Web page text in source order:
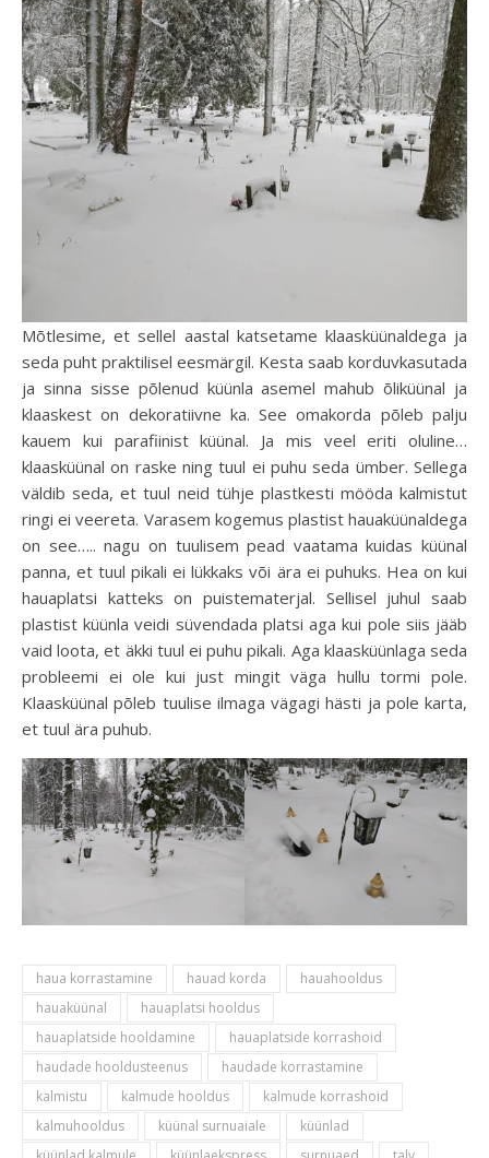
Mõtlesime, et sellel aastal katsetame klaasküünaldega ja
seda puht praktilisel eesmärgil. Kesta saab korduvkasutada
ja sinna sisse põlenud küünla asemel mahub õliküünal ja
klaaskest on dekoratiivne ka. See omakorda põleb palju
kauem kui parafiinist küünal. Ja mis veel eriti oluline…
klaasküünal on raske ning tuul ei puhu seda ümber. Sellega
väldib seda, et tuul neid tühje plastkesti mööda kalmistut
ringi ei veereta. Varasem kogemus plastist hauaküünaldega
on see….. nagu on tuulisem pead vaatama kuidas küünal
panna, et tuul pikali ei lükkaks või ära ei puhuks. Hea on kui
hauaplatsi katteks on puistematerjal. Sellisel juhul saab
plastist küünla veidi süvendada platsi aga kui pole siis jääb
vaid loota, et äkki tuul ei puhu pikali. Aga klaasküünlaga seda
probleemi ei ole kui just mingit väga hullu tormi pole.
Klaasküünal põleb tuulise ilmaga vägagi hästi ja pole karta,
et tuul ära puhub.
haua korrastamine hauad korda
hauahooldus
hauaküünal
hauaplatsi hooldus
hauaplatside hooldamine
hauaplatside korrashoid
haudade hooldusteenus
haudade korrastamine
kalmistu
kalmude hooldus
kalmude korrashoid
kalmuhooldus
küünal surnuaiale
küünlad